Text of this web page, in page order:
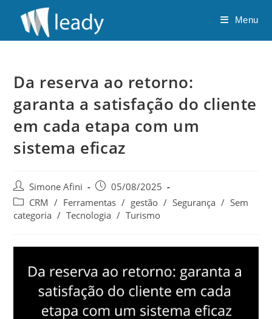
Menu
Da reserva ao retorno:
garanta a satisfação do cliente
em cada etapa com um
sistema eficaz
Autor
do
post:
Simone Afini
Post
publicado:
05/08/2025
Categoria
do
CRM / Ferramentas / gestão / Segurança / Sem
categoria / Tecnologia / Turismo